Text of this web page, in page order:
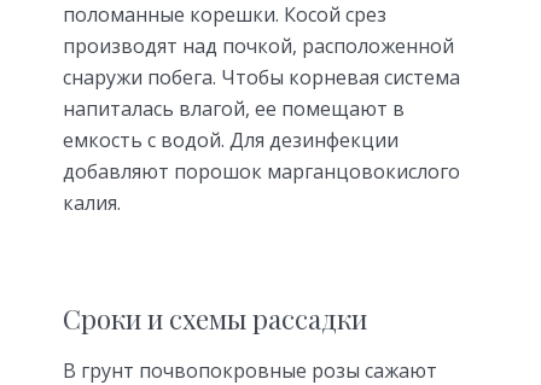
поломанные корешки. Косой срез
производят над почкой, расположенной
снаружи побега. Чтобы корневая система
напиталась влагой, ее помещают в
емкость с водой. Для дезинфекции
добавляют порошок марганцовокислого
калия.
Сроки и схемы рассадки
В грунт почвопокровные розы сажают